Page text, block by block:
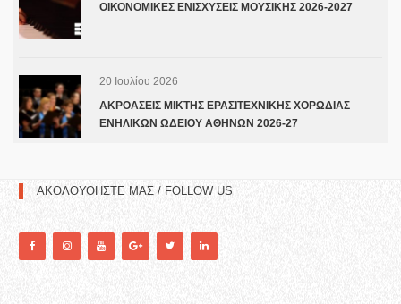
ΟΙΚΟΝΟΜΙΚΕΣ ΕΝΙΣΧΥΣΕΙΣ ΜΟΥΣΙΚΗΣ 2026-2027
20 Ιουλίου 2026
ΑΚΡΟΑΣΕΙΣ ΜΙΚΤΗΣ ΕΡΑΣΙΤΕΧΝΙΚΗΣ ΧΟΡΩΔΙΑΣ
ΕΝΗΛΙΚΩΝ ΩΔΕΙΟΥ ΑΘΗΝΩΝ 2026-27
ΑΚΟΛΟΥΘΗΣΤΕ ΜΑΣ / FOLLOW US